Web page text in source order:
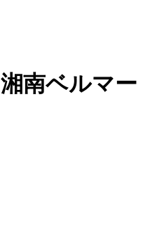
湘南ベルマー